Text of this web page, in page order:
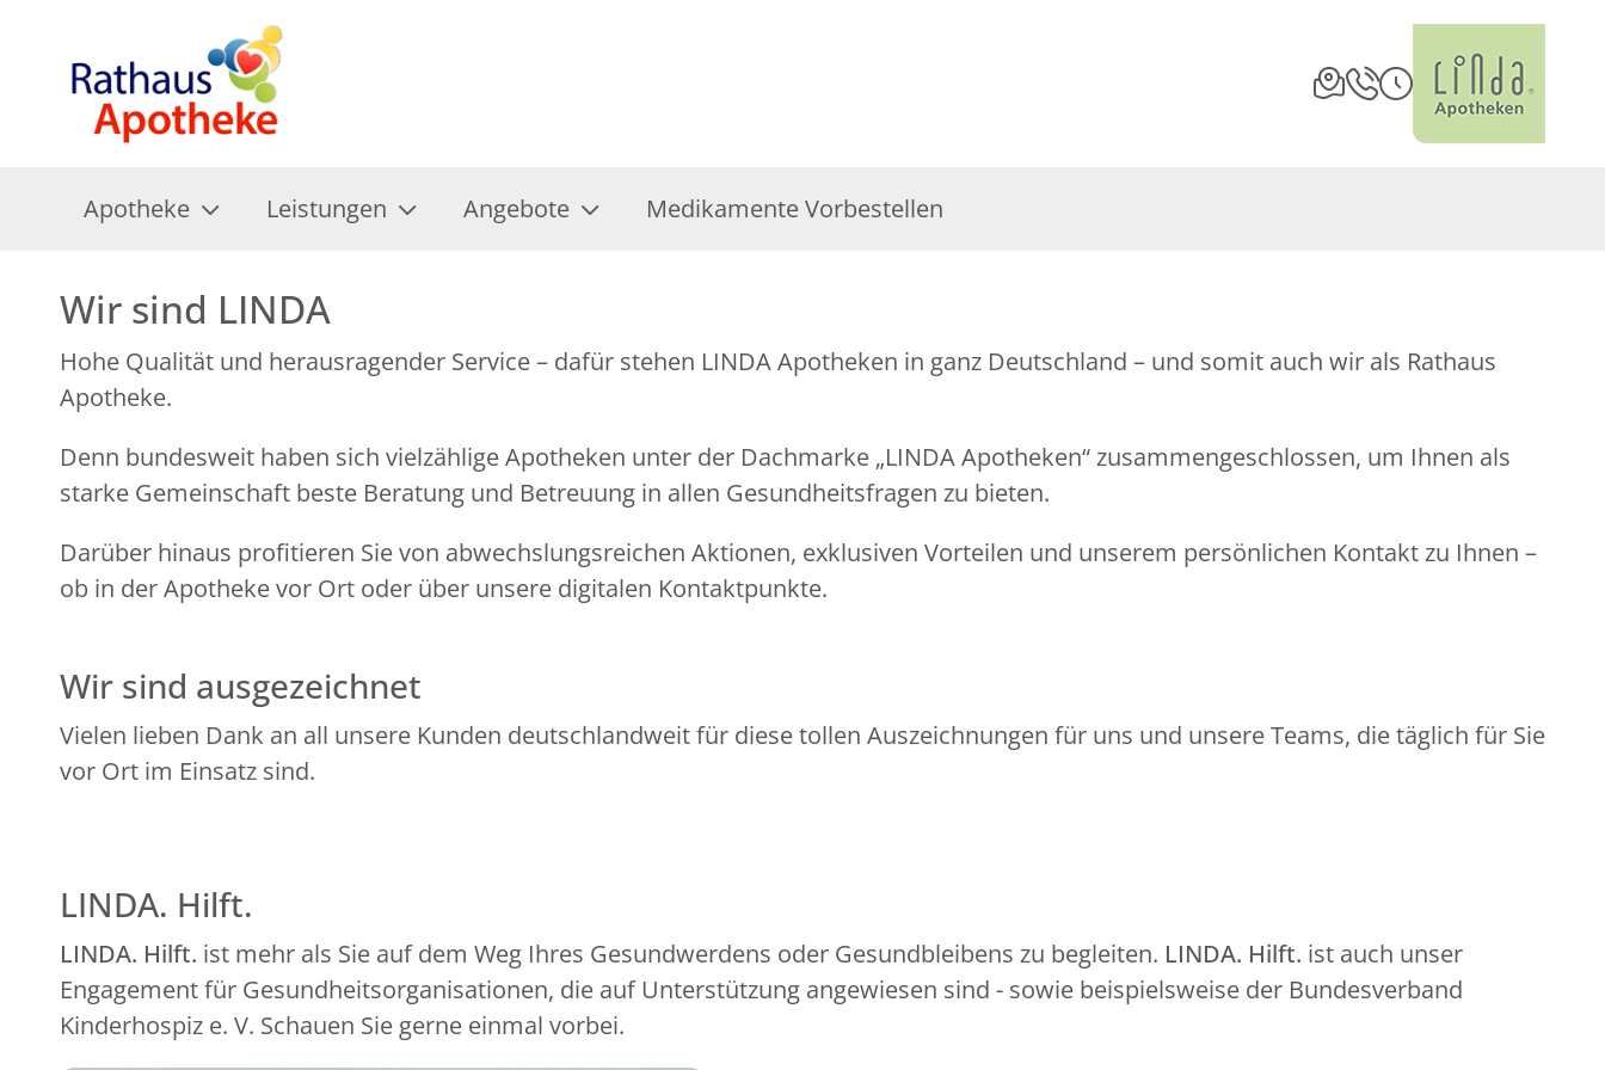
Apotheke Leistungen Angebote Medikamente Vorbestellen
Wir sind LINDA
Hohe Qualität und herausragender Service – dafür stehen LINDA Apotheken in ganz Deutschland – und somit auch wir als Rathaus
Apotheke.
Denn bundesweit haben sich vielzählige Apotheken unter der Dachmarke „LINDA Apotheken“ zusammengeschlossen, um Ihnen als
starke Gemeinschaft beste Beratung und Betreuung in allen Gesundheitsfragen zu bieten.
Darüber hinaus profitieren Sie von abwechslungsreichen Aktionen, exklusiven Vorteilen und unserem persönlichen Kontakt zu Ihnen –
ob in der Apotheke vor Ort oder über unsere digitalen Kontaktpunkte.
Wir sind ausgezeichnet
Vielen lieben Dank an all unsere Kunden deutschlandweit für diese tollen Auszeichnungen für uns und unsere Teams, die täglich für Sie
vor Ort im Einsatz sind.
LINDA. Hilft.
LINDA. Hilft. ist mehr als Sie auf dem Weg Ihres Gesundwerdens oder Gesundbleibens zu begleiten. LINDA. Hilft. ist auch unser
Engagement für Gesundheitsorganisationen, die auf Unterstützung angewiesen sind - sowie beispielsweise der Bundesverband
Kinderhospiz e. V. Schauen Sie gerne einmal vorbei.